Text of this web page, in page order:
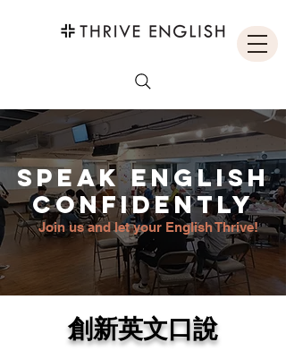
Speak English
Confidently
Join us and let your English Thrive!
​創新英文口說